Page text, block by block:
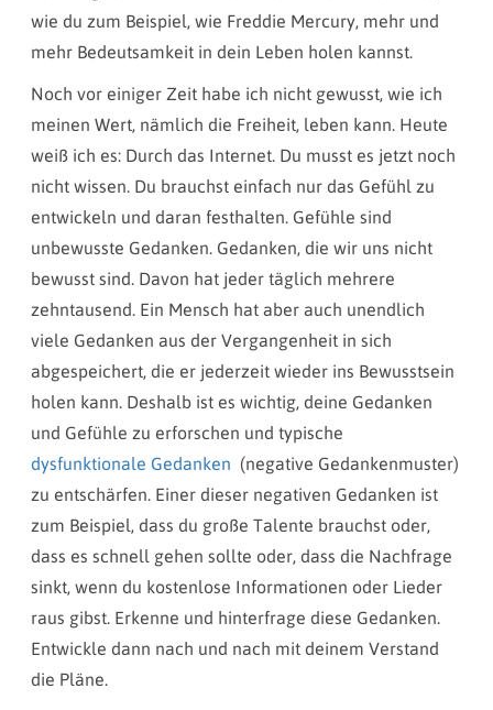
wie du zum Beispiel, wie Freddie Mercury, mehr und
mehr Bedeutsamkeit in dein Leben holen kannst.
Noch vor einiger Zeit habe ich nicht gewusst, wie ich
meinen Wert, nämlich die Freiheit, leben kann. Heute
weiß ich es: Durch das Internet. Du musst es jetzt noch
nicht wissen. Du brauchst einfach nur das Gefühl zu
entwickeln und daran festhalten. Gefühle sind
unbewusste Gedanken. Gedanken, die wir uns nicht
bewusst sind. Davon hat jeder täglich mehrere
zehntausend. Ein Mensch hat aber auch unendlich
viele Gedanken aus der Vergangenheit in sich
abgespeichert, die er jederzeit wieder ins Bewusstsein
holen kann. Deshalb ist es wichtig, deine Gedanken
und Gefühle zu erforschen und typische
dysfunktionale Gedanken (negative Gedankenmuster)
zu entschärfen. Einer dieser negativen Gedanken ist
zum Beispiel, dass du große Talente brauchst oder,
dass es schnell gehen sollte oder, dass die Nachfrage
sinkt, wenn du kostenlose Informationen oder Lieder
raus gibst. Erkenne und hinterfrage diese Gedanken.
Entwickle dann nach und nach mit deinem Verstand
die Pläne.